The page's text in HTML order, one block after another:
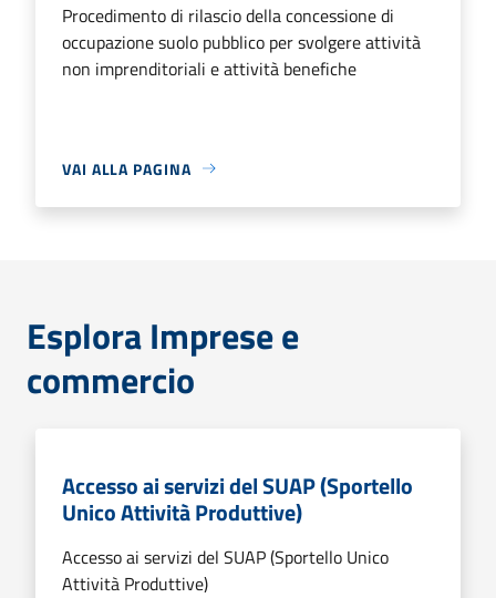
Procedimento di rilascio della concessione di
occupazione suolo pubblico per svolgere attività
non imprenditoriali e attività benefiche
VAI ALLA PAGINA
Esplora Imprese e
commercio
Accesso ai servizi del SUAP (Sportello
Unico Attività Produttive)
Accesso ai servizi del SUAP (Sportello Unico
Attività Produttive)